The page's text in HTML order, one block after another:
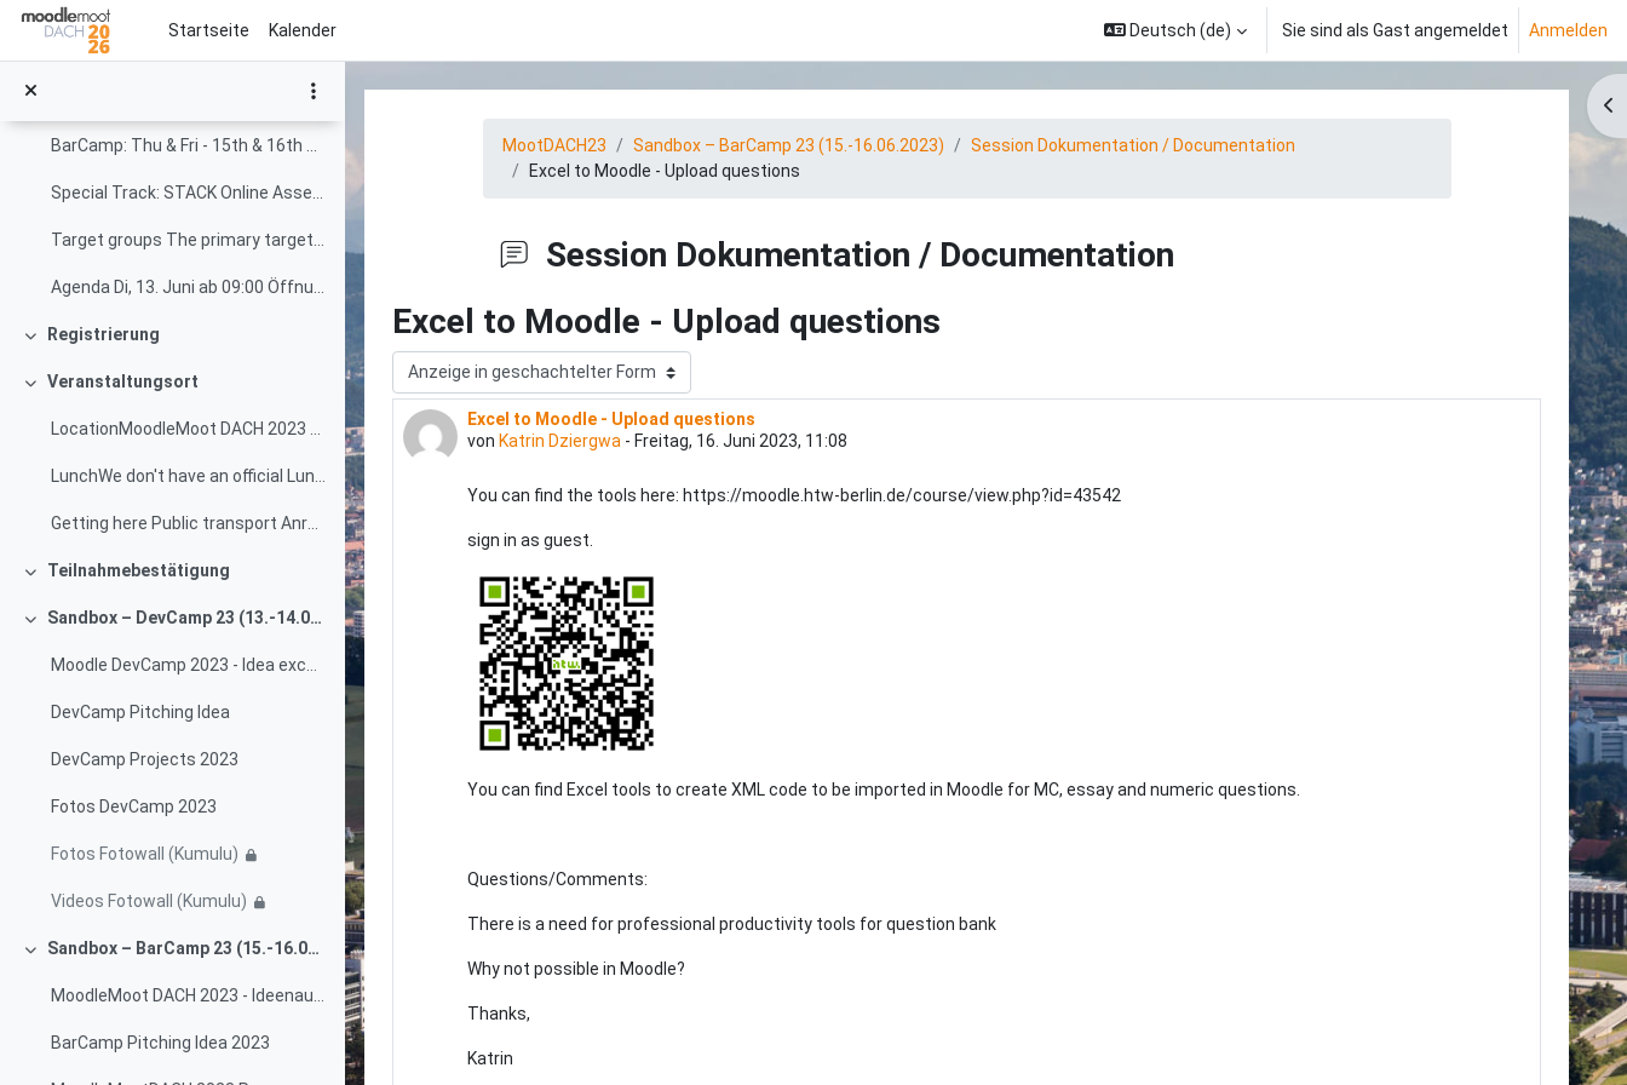
Zum Hauptinhalt
Startseite
Kalender Deutsch ‎(de)‎ Sie sind als Gast angemeldet Anmelden
Mehr über die Veranstalter
Einklappen
Programm
DevCamp: Tue & Wed - 13th & 14th of June“It’s an i...
BarCamp: Thu & Fri - 15th & 16th of JuneThe MootDA...
Special Track: STACK Online Assessment Special Tra...
Target groups The primary target groups for the Mo...
Agenda Di, 13. Juni ab 09:00 Öffnung Tagungsbüro -...
Einklappen
Registrierung
Einklappen
Veranstaltungsort
LocationMoodleMoot DACH 2023 will take place right...
LunchWe don't have an official Lunch desk or time ...
Getting here Public transport Anreise Öffentlicher...
Einklappen
Teilnahmebestätigung
Einklappen
Sandbox – DevCamp 23 (13.-14.06.2023)
Moodle DevCamp 2023 - Idea exchange and progress tracking
DevCamp Pitching Idea
DevCamp Projects 2023
Fotos DevCamp 2023
Fotos Fotowall (Kumulu)
Videos Fotowall (Kumulu)
Einklappen
Sandbox – BarCamp 23 (15.-16.06.2023)
MoodleMoot DACH 2023 - Ideenaustausch
BarCamp Pitching Idea 2023
MootDACH23 Sandbox – BarCamp 23 (15.-16.06.2023)
Session Dokumentation / Documentation
Excel to Moodle - Upload questions
Session Dokumentation / Documentation
Excel to Moodle - Upload questions
Anzeigemodus
Excel to Moodle - Upload questions
von Katrin Dziergwa - Freitag, 16. Juni 2023, 11:08
Anzahl Antworten: 0
You can find the tools here: https://moodle.htw-berlin.de/course/view.php?id=43542
sign in as guest.
You can find Excel tools to create XML code to be imported in Moodle for MC, essay and numeric questions.
Questions/Comments:
There is a need for professional productivity tools for question bank
Why not possible in Moodle?
Thanks,
Katrin